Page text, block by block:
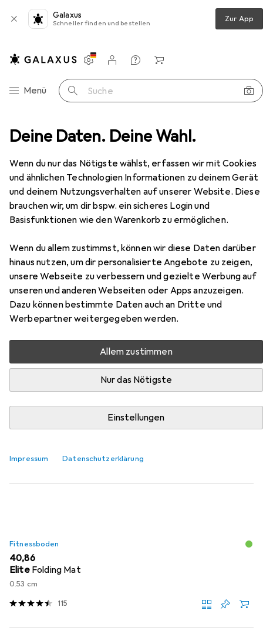
Deine Daten. Deine Wahl.
Wenn du nur das Nötigste wählst, erfassen wir mit Cookies
und ähnlichen Technologien Informationen zu deinem Gerät
und deinem Nutzungsverhalten auf unserer Website. Diese
brauchen wir, um dir bspw. ein sicheres Login und
Basisfunktionen wie den Warenkorb zu ermöglichen.
Wenn du allem zustimmst, können wir diese Daten darüber
hinaus nutzen, um dir personalisierte Angebote zu zeigen,
unsere Webseite zu verbessern und gezielte Werbung auf
unseren und anderen Webseiten oder Apps anzuzeigen.
Dazu können bestimmte Daten auch an Dritte und
Werbepartner weitergegeben werden.
Allem zustimmen
Nur das Nötigste
Einstellungen
Impressum Datenschutzerklärung
Galaxus
Schneller finden und bestellen Zur App
Navigation nach Kategorien
Menü Suche
Einstellungen
Kundenkonto
Vergleichslisten
Merklisten
Warenkorb
+ Navigation Hometrainer Schwinn 700IC
EUR
514,35 zuletzt neuEUR
1076,–
Schwinn700IC
Zubehör für Schwinn 700IC
Hier findest du passendes Zubehör zum Produkt Schwinn
700IC aus der Kategorie Fitnessboden.
Relevanz
Hammer FitnessBodenschutzmatte XL
10
Fitnessboden
EUR
40,86
Elite Folding Mat
0.53 cm
115